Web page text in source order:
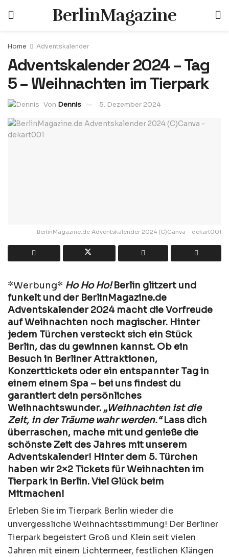
BerlinMagazine
Home Adventskalender
Adventskalender 2024 – Tag
5 – Weihnachten im Tierpark
Von Dennis 5. Dezember 2024
BerlinMagazine.de Adventskalender 2024 (C)Canva - dekart001
*Werbung* Ho Ho Ho!Berlin glitzert und
funkelt und der BerlinMagazine.de
Adventskalender 2024 macht die Vorfreude
auf Weihnachten noch magischer. Hinter
jedem Türchen versteckt sich ein Stück
Berlin, das du gewinnen kannst. Ob ein
Besuch in Berliner Attraktionen,
Konzerttickets oder ein entspannter Tag in
einem einem Spa – bei uns findest du
garantiert dein persönliches
Weihnachtswunder. „Weihnachten ist die
Zeit, in der Träume wahr werden.“Lass dich
überraschen, mache mit und genieße die
schönste Zeit des Jahres mit unserem
Adventskalender! Hinter dem 5. Türchen
haben wir 2×2 Tickets für Weihnachten im
Tierpark in Berlin. Viel Glück beim
Mitmachen!
Erleben Sie im Tierpark Berlin wieder die
unvergessliche Weihnachtsstimmung! Der Berliner
Tierpark begeistert Groß und Klein seit vielen
Jahren mit einem Lichtermeer, festlichen Klängen